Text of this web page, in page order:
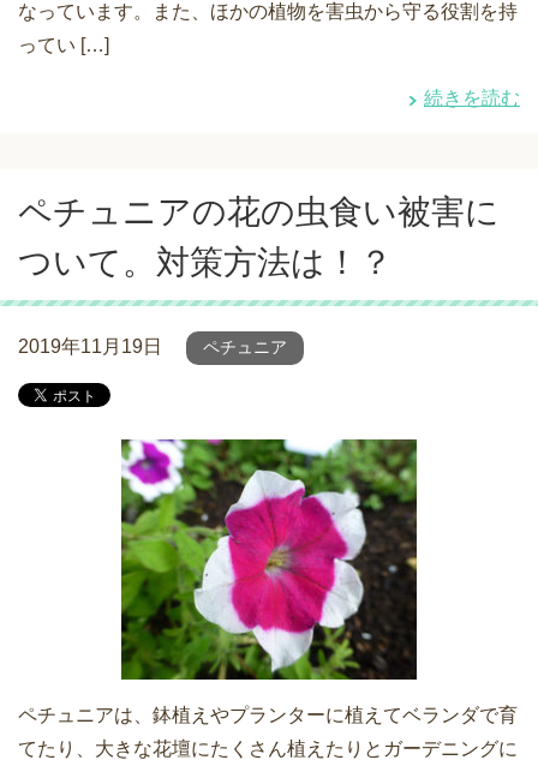
なっています。また、ほかの植物を害虫から守る役割を持
ってい […]
続きを読む
ペチュニアの花の虫食い被害に
ついて。対策方法は！？
2019年11月19日 ペチュニア
ペチュニアは、鉢植えやプランターに植えてベランダで育
てたり、大きな花壇にたくさん植えたりとガーデニングに